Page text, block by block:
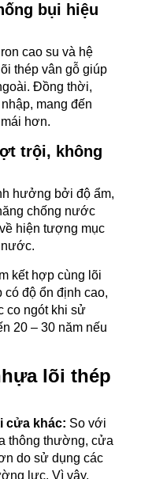
bụi hiệu
cao su và hệ
thép vân gỗ giúp
Đồng thời,
mang đến
hơn.
trội, không
hưởng bởi độ ẩm,
chống nước
hiện tượng mục
nước.
kết hợp cùng lõi
độ ổn định cao,
co ngót khi sử
20 – 30 năm nếu
lõi thép
cửa khác: So với
thông thường, cửa
do sử dụng các
lực. Vì vậy,